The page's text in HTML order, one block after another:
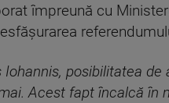
împreună cu
posibilitatea de
Acest fapt încalcă în